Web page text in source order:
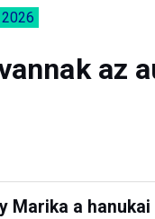
az
Marika a